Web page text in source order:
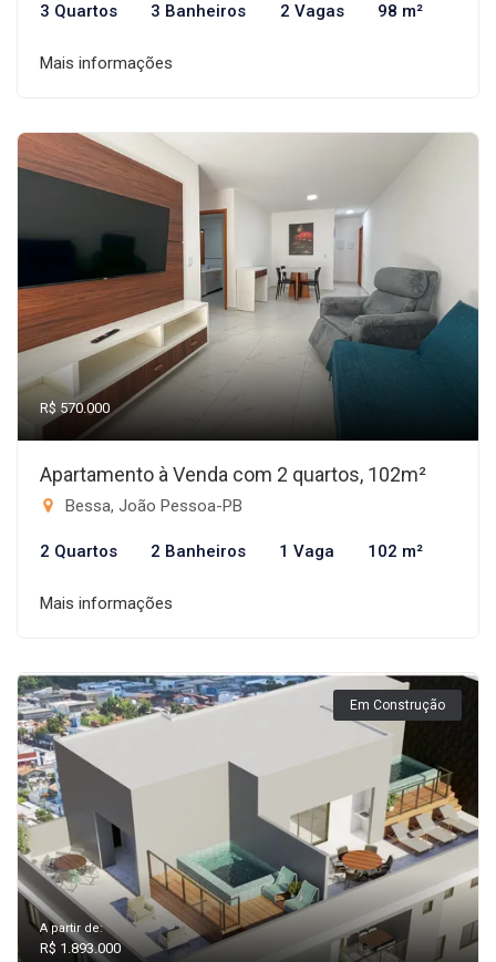
3 Quartos 3 Banheiros 2 Vagas 98 m²
Mais informações
R$ 570.000
Apartamento à Venda com 2 quartos, 102m²
Bessa, João Pessoa-PB
2 Quartos 2 Banheiros 1 Vaga 102 m²
Mais informações
Em Construção
A partir de:
R$ 1.893.000